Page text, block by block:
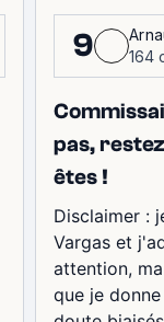
9
164
pas,
êtes !
Disclaimer :
Vargas et
attention,
que je